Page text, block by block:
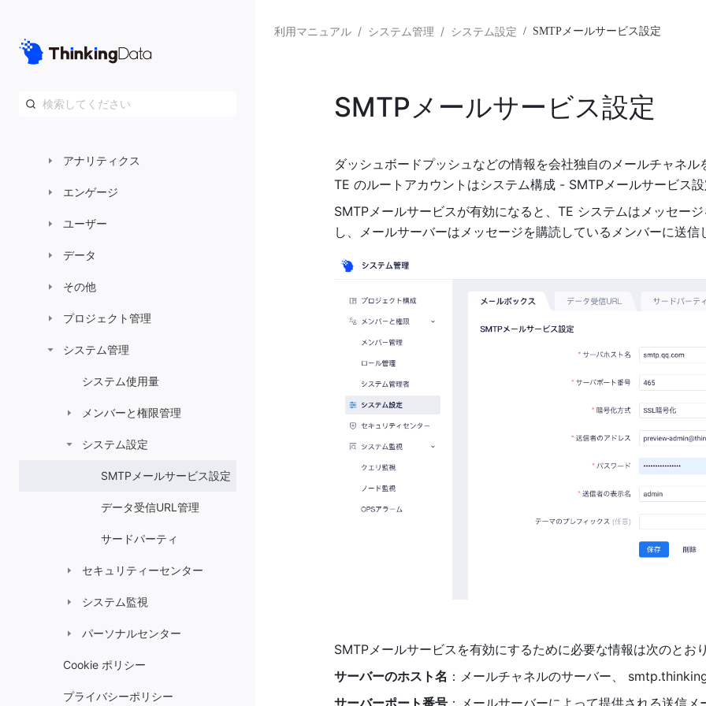
TEクイックガイド
利用マニュアル
アナリティクス
エンゲージ
ユーザー
データ
その他
プロジェクト管理
システム管理
システム使用量
メンバーと権限管理
システム設定
SMTPメールサービス設定
データ受信URL管理
サードパーティ
セキュリティーセンター
システム監視
パーソナルセンター
Cookie ポリシー
プライバシーポリシー
利用マニュアル / システム管理 / システム設定 / SMTPメールサービス設定
SMTPメールサービス設定
ダッシュボードプッシュなどの情報を会社独自のメールチャネ
TE のルートアカウントはシステム構成 - SMTPメールサービス
SMTPメールサービスが有効になると、TE システムはメッセー
し、メールサーバーはメッセージを購読しているメンバーに送信
SMTPメールサービスを有効にするために必要な情報は次のとお
サーバーのホスト名 ：メールチャネルのサーバー、